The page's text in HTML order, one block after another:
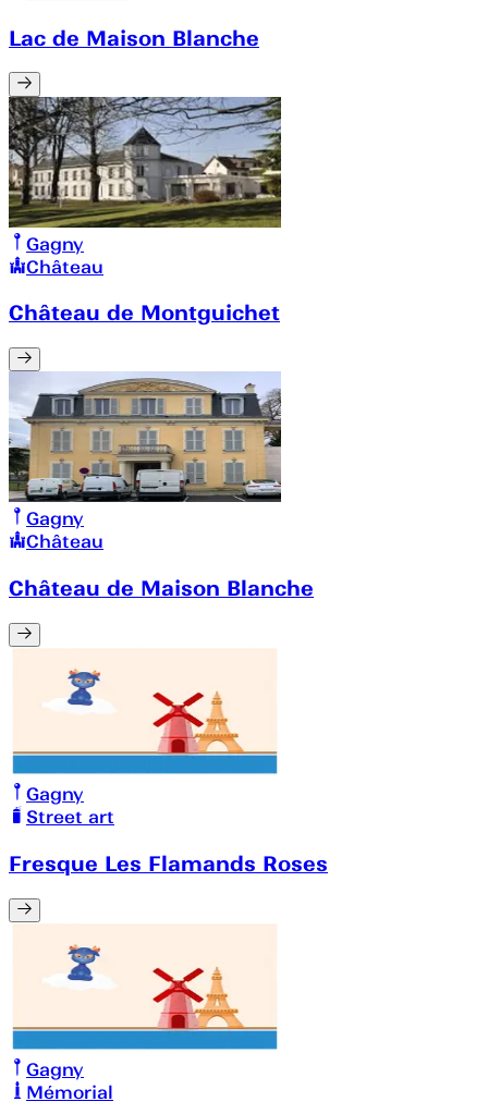
Lac de Maison Blanche
Gagny
Château
Château de Montguichet
Gagny
Château
Château de Maison Blanche
Gagny
Street art
Fresque Les Flamands Roses
Gagny
Mémorial